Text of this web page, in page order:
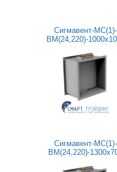
Сигмавент-МС(1)-
BM(24,220)-
Сигмавент-МС(1)-
BM(24,220)-